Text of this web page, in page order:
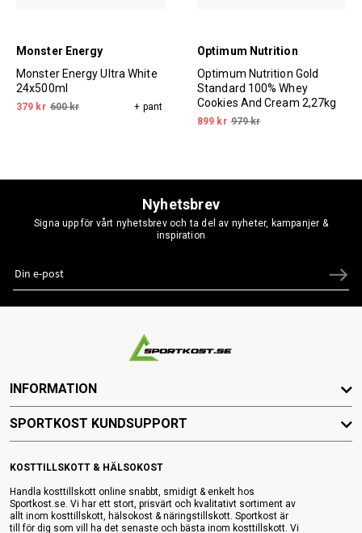
Monster Energy
Monster Energy Ultra White
24x500ml
379 kr 600 kr + pant
Optimum Nutrition
Optimum Nutrition Gold
Standard 100% Whey
Cookies And Cream 2,27kg
899 kr 979 kr
Nyhetsbrev
Signa upp för vårt nyhetsbrev och ta del av nyheter, kampanjer &
inspiration
KOSTTILLSKOTT & HÄLSOKOST
Handla kosttillskott online snabbt, smidigt & enkelt hos
Sportkost.se. Vi har ett stort, prisvärt och kvalitativt sortiment av
allt inom kosttillskott, hälsokost & näringstillskott. Sportkost är
till för dig som vill ha det senaste och bästa inom kosttillskott. Vi
INFORMATION
SPORTKOST KUNDSUPPORT